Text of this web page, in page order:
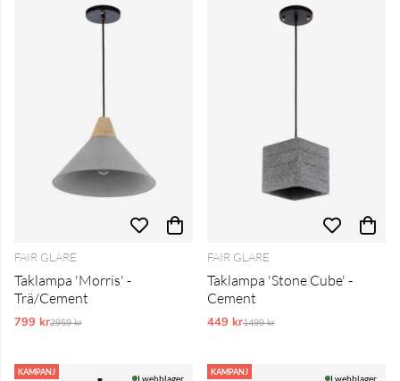
FAIR GLARE
Taklampa 'Morris' -
Trä/Cement
799 krOrdinarie pris:
2959 kr
FAIR GLARE
Taklampa 'Stone Cube' -
Cement
449 krOrdinarie pris:
1499 kr
KAMPANJ
I webblager
KAMPANJ
I webblager